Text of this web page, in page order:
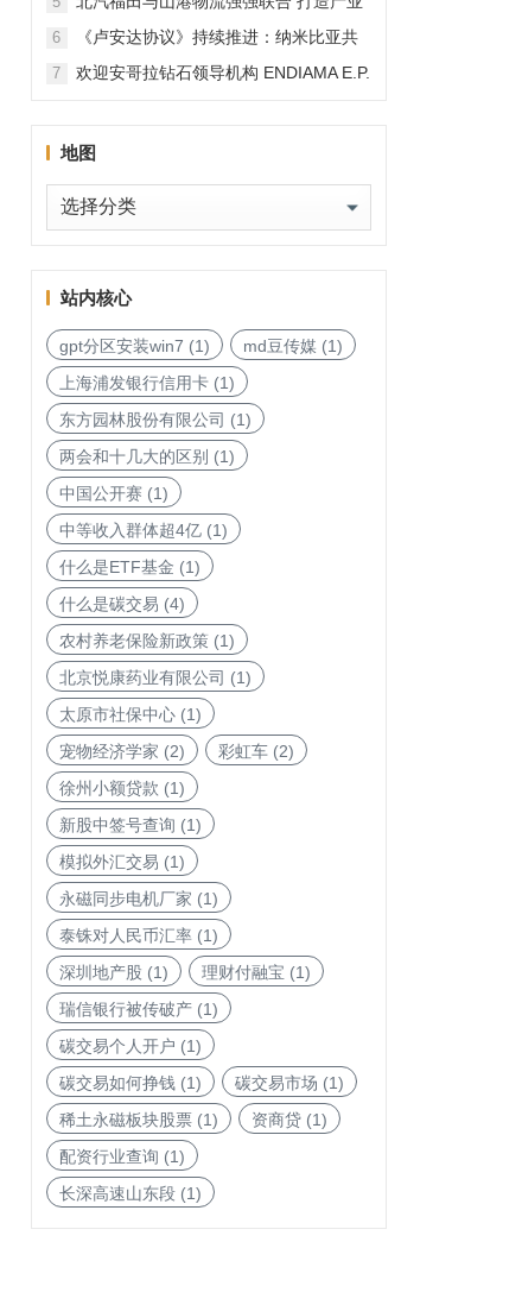
融合新范本
6
《卢安达协议》持续推进：纳米比亚共
和国加入，印度宝石与珠宝出口促进委
员会与迪拜多种商品交易中心启动加入
7
欢迎安哥拉钻石领导机构 ENDIAMA E.P.
地图
地
图
站内核心
gpt分区安装win7 (1) md豆传媒(1)
上海浦发银行信用卡(1)
东方园林股份有限公司 (1)
两会和十几大的区别 (1)
中国公开赛(1)
中等收入群体超4亿(1)
什么是ETF基金 (1)
什么是碳交易 (4)
农村养老保险新政策(1)
北京悦康药业有限公司 (1)
太原市社保中心(1)
宠物经济学家 (2) 彩虹车(2)
徐州小额贷款 (1)
新股中签号查询 (1)
模拟外汇交易 (1)
永磁同步电机厂家 (1)
泰铢对人民币汇率(1)
深圳地产股 (1) 理财付融宝 (1)
瑞信银行被传破产(1)
碳交易个人开户 (1)
碳交易如何挣钱(1) 碳交易市场 (1)
稀土永磁板块股票(1) 资商贷(1)
配资行业查询 (1)
长深高速山东段(1)